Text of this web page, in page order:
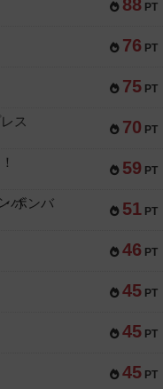
88 PT
76 PT
75 PT
70 PT
ス
59 PT
51 PT
ボンバ
46 PT
45 PT
45 PT
45 PT